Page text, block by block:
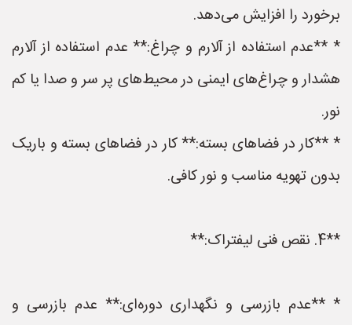
برخورد را افزایش می‌دهد.
* **عدم استفاده از آلارم و چراغ:** عدم استفاده از آلارم
هشدار و چراغ‌های ایمنی در محیط‌های پر سر و صدا یا کم
نور.
* **کار در فضاهای بسته:** کار در فضاهای بسته و باریک
بدون تهویه مناسب و نور کافی.
**4. نقص فنی لیفتراک:**
* **عدم بازرسی و نگهداری دوره‌ای:** عدم بازرسی و